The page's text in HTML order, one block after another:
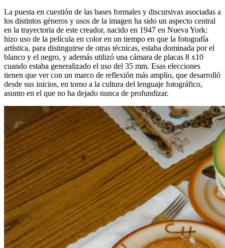
La puesta en cuestión de las bases formales y discursivas asociadas a
los distintos géneros y usos de la imagen ha sido un aspecto central
en la trayectoria de este creador, nacido en 1947 en Nueva York:
hizo uso de la película en color en un tiempo en que la fotografía
artística, para distinguirse de otras técnicas, estaba dominada por el
blanco y el negro, y además utilizó una cámara de placas 8 x10
cuando estaba generalizado el uso del 35 mm. Esas elecciones
tienen que ver con un marco de reflexión más amplio, que desarrolló
desde sus inicios, en torno a la cultura del lenguaje fotográfico,
asunto en el que no ha dejado nunca de profundizar.